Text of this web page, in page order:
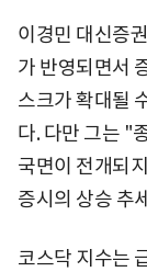
이경민 대신증
가 반영되면서
스크가 확대될
다. 다만 그는 "
국면이 전개되
증시의 상승 추
코스닥 지수는